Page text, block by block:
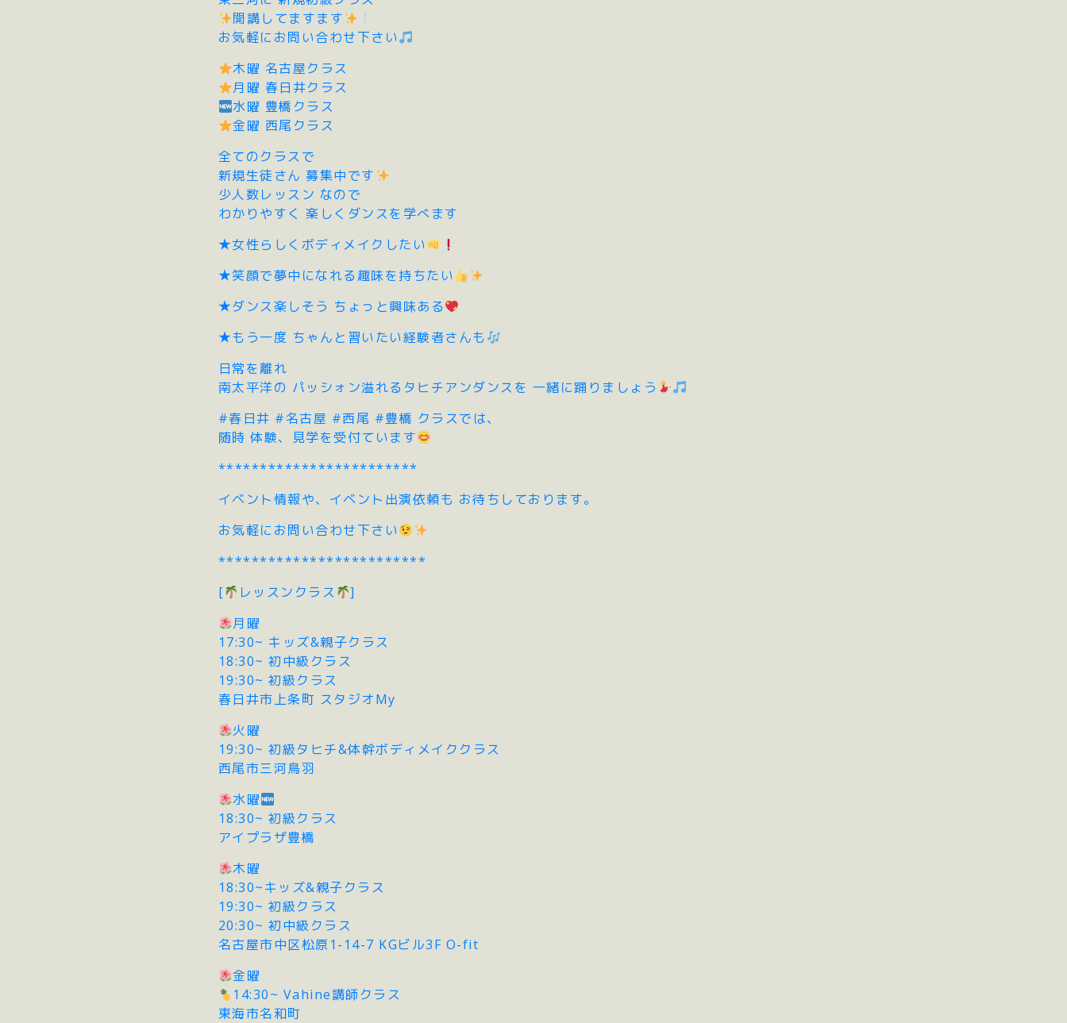
開講してますます
お気軽にお問い合わせ下さい
木曜 名古屋クラス
月曜 春日井クラス
水曜 豊橋クラス
金曜 西尾クラス
全てのクラスで
新規生徒さん 募集中です
少人数レッスン なので
わかりやすく 楽しくダンスを学べます
★女性らしくボディメイクしたい
★笑顔で夢中になれる趣味を持ちたい
★ダンス楽しそう ちょっと興味ある
★もう一度 ちゃんと習いたい経験者さんも
日常を離れ
南太平洋の パッシォン溢れるタヒチアンダンスを 一緒に踊りましょう
#春日井 #名古屋 #西尾 #豊橋 クラスでは、
随時 体験、見学を受付ています
************************
イベント情報や、イベント出演依頼も お待ちしております。
お気軽にお問い合わせ下さい
*************************
[
レッスンクラス
]
月曜
17:30~ キッズ&親子クラス
18:30~ 初中級クラス
19:30~ 初級クラス
春日井市上条町 スタジオMy
火曜
19:30~ 初級タヒチ&体幹ボディメイククラス
西尾市三河鳥羽
水曜
18:30~ 初級クラス
アイプラザ豊橋
木曜
18:30~キッズ&親子クラス
19:30~ 初級クラス
20:30~ 初中級クラス
名古屋市中区松原1-14-7 KGビル3F O-fit
金曜
14:30~ Vahine講師クラス
東海市名和町